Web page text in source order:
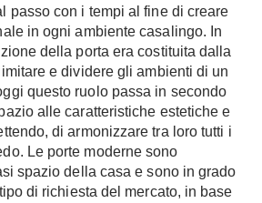
Chiller
Pompe di calore
Ecologia
Geotermia
Case in Legno
Case Prefabbricate
Fotovoltaico
passo con i tempi al fine di creare
in ogni ambiente casalingo. In
della porta era costituita dalla
e dividere gli ambienti di un
questo ruolo passa in secondo
alle caratteristiche estetiche e
di armonizzare tra loro tutti i
Le porte moderne sono
spazio della casa e sono in grado
di richiesta del mercato, in base